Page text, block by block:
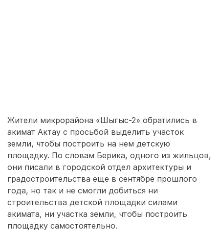
Жители микрорайона «Шыгыс-2» обратились в
акимат Актау с просьбой выделить участок
земли, чтобы построить на нем детскую
площадку. По словам Берика, одного из жильцов,
они писали в городской отдел архитектуры и
градостроительства еще в сентябре прошлого
года, но так и не смогли добиться ни
строительства детской площадки силами
акимата, ни участка земли, чтобы построить
площадку самостоятельно.